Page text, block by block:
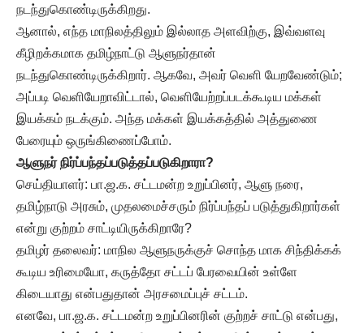
நடந்துகொண்டிருக்கிறது.
ஆனால், எந்த மாநிலத்திலும் இல்லாத அளவிற்கு, இவ்வளவு
கீழிறக்கமாக தமிழ்நாட்டு ஆளுநர்தான்
நடந்துகொண்டிருக்கிறார். ஆகவே, அவர் வெளி யேறவேண்டும்;
அப்படி வெளியேறாவிட்டால், வெளியேற்றப்படக்கூடிய மக்கள்
இயக்கம் நடக்கும். அந்த மக்கள் இயக்கத்தில் அத்துணை
பேரையும் ஒருங்கிணைப்போம்.
ஆளுநர் நிர்ப்பந்தப்படுத்தப்படுகிறாரா?
செய்தியாளர்: பா.ஜ.க. சட்டமன்ற உறுப்பினர், ஆளு நரை,
தமிழ்நாடு அரசும், முதலமைச்சரும் நிர்ப்பந்தப் படுத்துகிறார்கள்
என்று குற்றம் சாட்டியிருக்கிறாரே?
தமிழர் தலைவர்: மாநில ஆளுநருக்குச் சொந்த மாக சிந்திக்கக்
கூடிய உரிமையோ, கருத்தோ சட்டப் பேரவையின் உள்ளே
கிடையாது என்பதுதான் அரசமைப்புச் சட்டம்.
எனவே, பா.ஜ.க. சட்டமன்ற உறுப்பினரின் குற்றச் சாட்டு என்பது,